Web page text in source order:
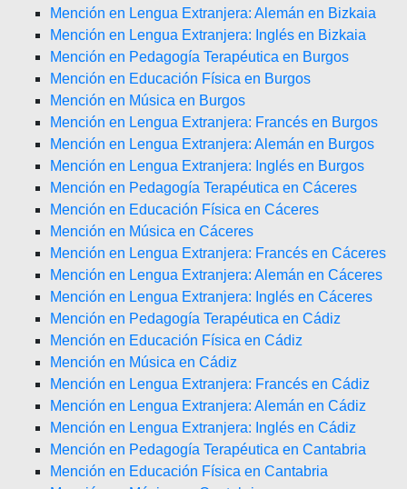
Mención en Lengua Extranjera: Alemán en Bizkaia
Mención en Lengua Extranjera: Inglés en Bizkaia
Mención en Pedagogía Terapéutica en Burgos
Mención en Educación Física en Burgos
Mención en Música en Burgos
Mención en Lengua Extranjera: Francés en Burgos
Mención en Lengua Extranjera: Alemán en Burgos
Mención en Lengua Extranjera: Inglés en Burgos
Mención en Pedagogía Terapéutica en Cáceres
Mención en Educación Física en Cáceres
Mención en Música en Cáceres
Mención en Lengua Extranjera: Francés en Cáceres
Mención en Lengua Extranjera: Alemán en Cáceres
Mención en Lengua Extranjera: Inglés en Cáceres
Mención en Pedagogía Terapéutica en Cádiz
Mención en Educación Física en Cádiz
Mención en Música en Cádiz
Mención en Lengua Extranjera: Francés en Cádiz
Mención en Lengua Extranjera: Alemán en Cádiz
Mención en Lengua Extranjera: Inglés en Cádiz
Mención en Pedagogía Terapéutica en Cantabria
Mención en Educación Física en Cantabria